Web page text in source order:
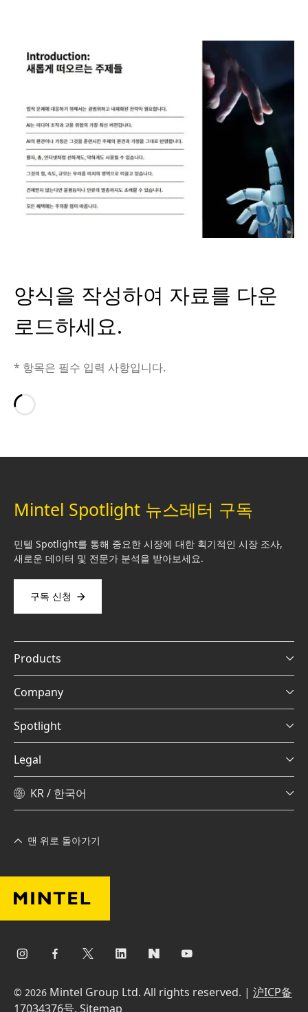
양식을 작성하여 자료를 다운
로드하세요.
* 항목은 필수 입력 사항입니다.
Mintel Spotlight 뉴스레터 구독
민텔 Spotlight를 통해 중요한 시장에 대한 획기적인 시장 조사,
새로운 데이터 및 전문가 분석을 받아보세요.
구독 신청
Products
Company
Spotlight
Legal
KR / 한국어
맨 위로 돌아가기
© 2026 Mintel Group Ltd. All rights reserved. | 沪ICP备
17034376号. Sitemap